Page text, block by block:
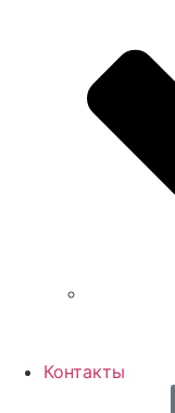
Контакты